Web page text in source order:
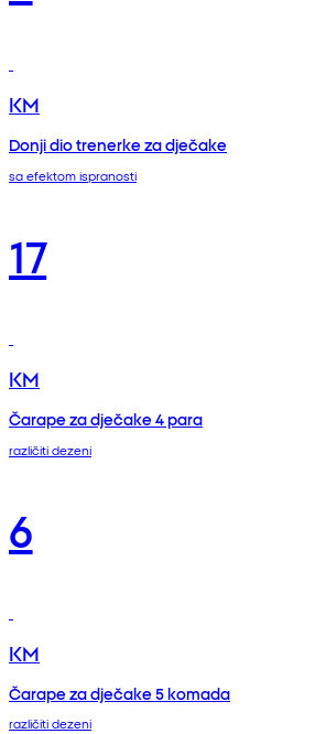
KM
Donji dio trenerke za dječake
sa efektom ispranosti
17
KM
Čarape za dječake 4 para
različiti dezeni
6
KM
Čarape za dječake 5 komada
različiti dezeni